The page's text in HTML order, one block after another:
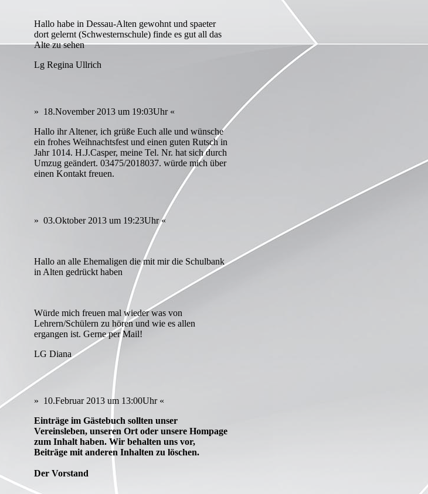
Hallo habe in Dessau-Alten gewohnt und spaeter
dort gelernt (Schwesternschule) finde es gut all das
Alte zu sehen
Lg Regina Ullrich
» 18.November 2013 um 19:03Uhr «
Hallo ihr Altener, ich grüße Euch alle und wünsche
ein frohes Weihnachtsfest und einen guten Rutsch in
Jahr 1014. H.J.Casper, meine Tel. Nr. hat sich durch
Umzug geändert. 03475/2018037. würde mich über
einen Kontakt freuen.
» 03.Oktober 2013 um 19:23Uhr «
Hallo an alle Ehemaligen die mit mir die Schulbank
in Alten gedrückt haben
Würde mich freuen mal wieder was von
Lehrern/Schülern zu hören und wie es allen
ergangen ist. Gerne per Mail!
LG Diana
» 10.Februar 2013 um 13:00Uhr «
Einträge im Gästebuch sollten unser
Vereinsleben, unseren Ort oder unsere Hompage
zum Inhalt haben. Wir behalten uns vor,
Beiträge mit anderen Inhalten zu löschen.
Der Vorstand